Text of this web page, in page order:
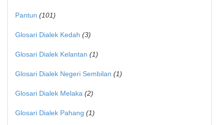
Pantun (101)
Glosari Dialek Kedah (3)
Glosari Dialek Kelantan (1)
Glosari Dialek Negeri Sembilan (1)
Glosari Dialek Melaka (2)
Glosari Dialek Pahang (1)